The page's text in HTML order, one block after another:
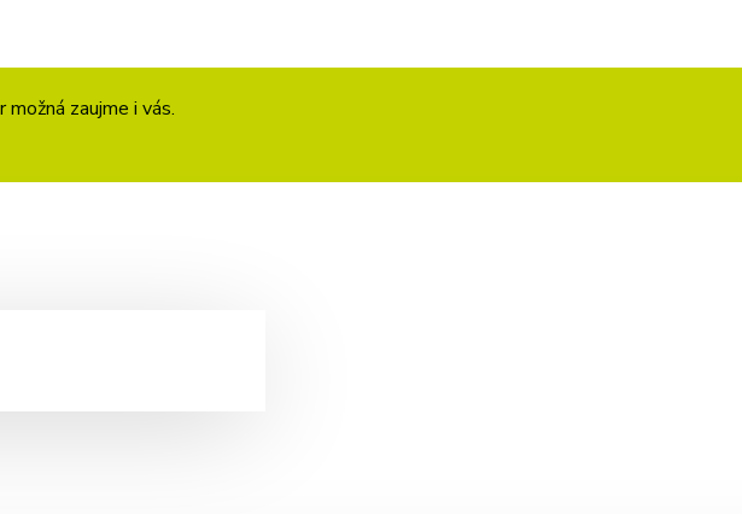
zaujme i vás.